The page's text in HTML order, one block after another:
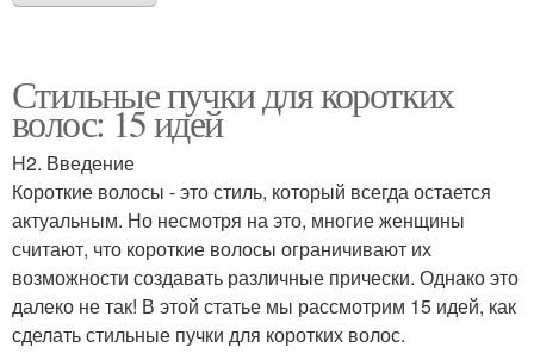
Стильные пучки для коротких
волос: 15 идей
H2. Введение
Короткие волосы - это стиль, который всегда остается
актуальным. Но несмотря на это, многие женщины
считают, что короткие волосы ограничивают их
возможности создавать различные прически. Однако это
далеко не так! В этой статье мы рассмотрим 15 идей, как
сделать стильные пучки для коротких волос.